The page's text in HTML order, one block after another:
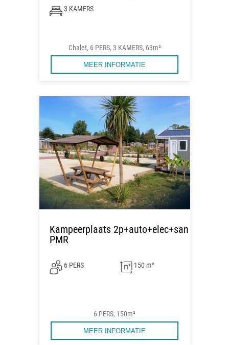
3 KAMERS
Chalet, 6 PERS, 3 KAMERS, 63m²
MEER INFORMATIE
Kampeerplaats 2p+auto+elec+san
PMR
6 PERS 150 m²
6 PERS, 150m²
MEER INFORMATIE